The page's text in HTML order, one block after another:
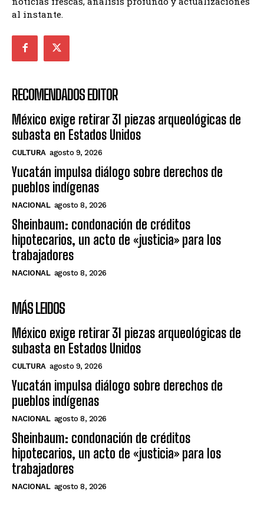
al instante.
RECOMENDADOS EDITOR
México exige retirar 31 piezas arqueológicas de
subasta en Estados Unidos
CULTURA agosto 9, 2026
Yucatán impulsa diálogo sobre derechos de
pueblos indígenas
NACIONAL agosto 8, 2026
Sheinbaum: condonación de créditos
hipotecarios, un acto de «justicia» para los
trabajadores
NACIONAL agosto 8, 2026
MÁS LEIDOS
México exige retirar 31 piezas arqueológicas de
subasta en Estados Unidos
CULTURA agosto 9, 2026
Yucatán impulsa diálogo sobre derechos de
pueblos indígenas
NACIONAL agosto 8, 2026
Sheinbaum: condonación de créditos
hipotecarios, un acto de «justicia» para los
trabajadores
NACIONAL agosto 8, 2026